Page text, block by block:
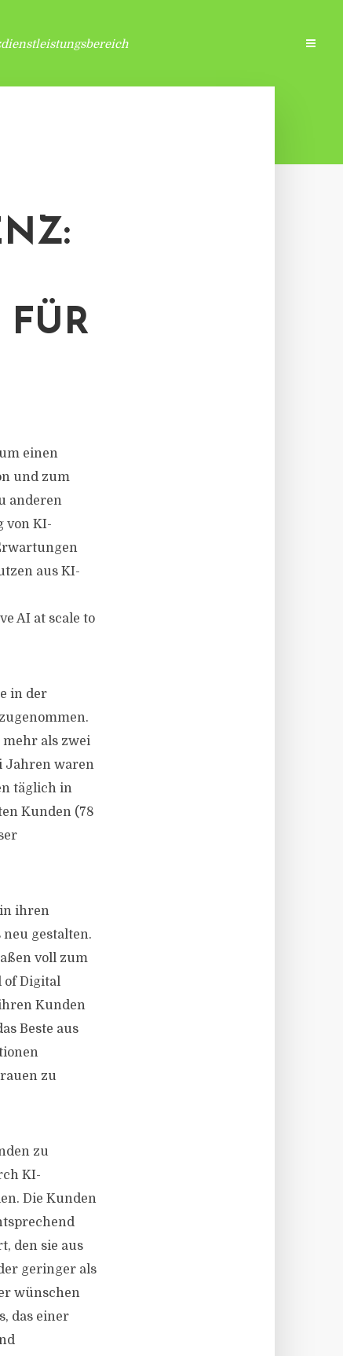
FÜR
einen
und zum
anderen
von KI-
aus KI-
AI at scale to
in der
mehr als zwei
Jahren waren
täglich in
Kunden (78
ihren
gestalten.
voll zum
of Digital
Kunden
Beste aus
zu
zu
KI-
Die Kunden
den sie aus
geringer als
wünschen
das einer